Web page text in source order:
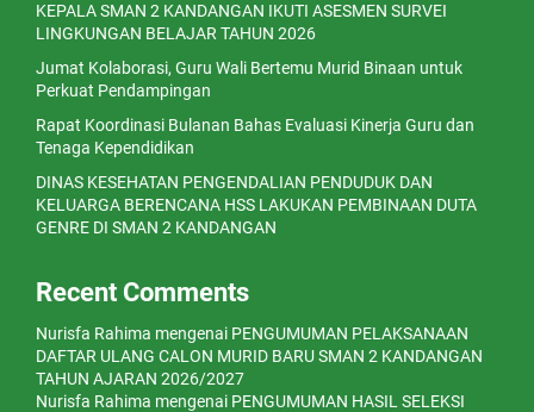
KEPALA SMAN 2 KANDANGAN IKUTI ASESMEN SURVEI
LINGKUNGAN BELAJAR TAHUN 2026
Jumat Kolaborasi, Guru Wali Bertemu Murid Binaan untuk
Perkuat Pendampingan
Rapat Koordinasi Bulanan Bahas Evaluasi Kinerja Guru dan
Tenaga Kependidikan
DINAS KESEHATAN PENGENDALIAN PENDUDUK DAN
KELUARGA BERENCANA HSS LAKUKAN PEMBINAAN DUTA
GENRE DI SMAN 2 KANDANGAN
Recent Comments
Nurisfa Rahima mengenai PENGUMUMAN PELAKSANAAN
DAFTAR ULANG CALON MURID BARU SMAN 2 KANDANGAN
TAHUN AJARAN 2026/2027
Nurisfa Rahima mengenai PENGUMUMAN HASIL SELEKSI